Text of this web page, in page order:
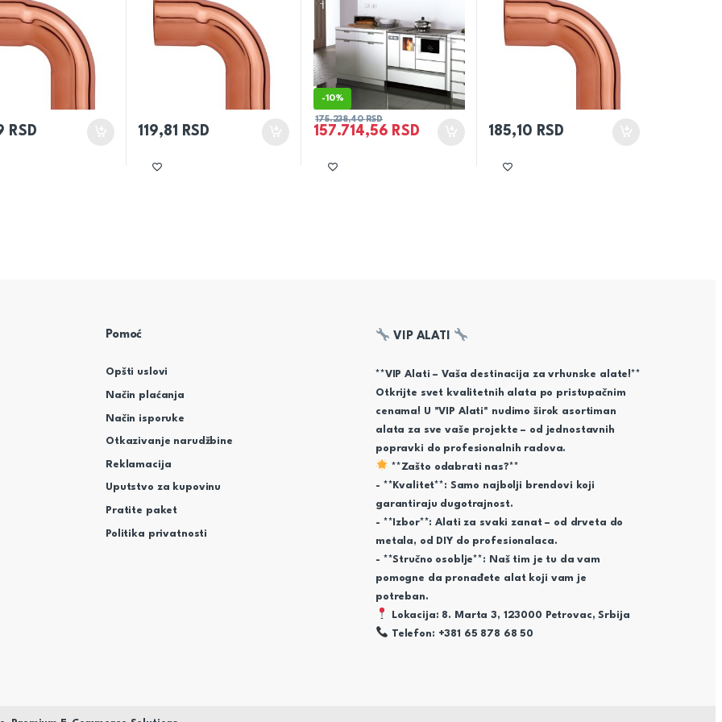
RSD 119,81 RSD
-10%
157.714,56 RSD
175.238,40RSD
185,10 RSD
Pomoć
Opšti uslovi
Način plaćanja
Način isporuke
Otkazivanje narudžbine
Reklamacija
Uputstvo za kupovinu
Pratite paket
Politika privatnosti
VIP ALATI
**VIP Alati – Vaša destinacija za vrhunske alate!**
Otkrijte svet kvalitetnih alata po pristupačnim
cenama! U "VIP Alati" nudimo širok asortiman
alata za sve vaše projekte – od jednostavnih
popravki do profesionalnih radova.
**Zašto odabrati nas?**
- **Kvalitet**: Samo najbolji brendovi koji
garantiraju dugotrajnost.
- **Izbor**: Alati za svaki zanat – od drveta do
metala, od DIY do profesionalaca.
- **Stručno osoblje**: Naš tim je tu da vam
pomogne da pronađete alat koji vam je
potreban.
Lokacija: 8. Marta 3, 123000 Petrovac, Srbija
Telefon: +381 65 878 68 50